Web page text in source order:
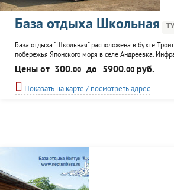
База отдыха Школьная
База отдыха "Школьная" расположена в бухте
побережья Японского моря в селе Андреевка.
включает минигостиницу с номерами полулюкс и
класса в летних домах. Возможно размещение в
усмотрению гостей, в мини-кафе на территории
турбазы, есть общая кухня для самостоятельного...
Цены от 300.00 до 5900.00 руб.
Показать на карте / посмотреть адрес